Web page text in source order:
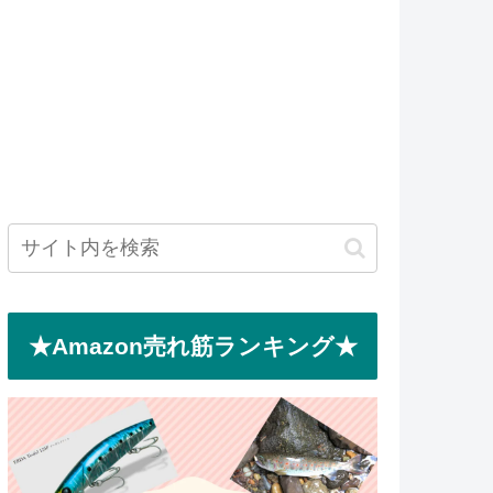
★Amazon売れ筋ランキング★